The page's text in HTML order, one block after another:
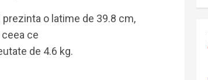
o latime de 39.8 cm,
ce
de 4.6 kg.